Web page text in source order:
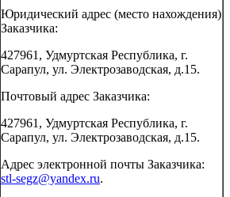
Юридический адрес (место нахождения)
Заказчика:
427961, Удмуртская Республика, г.
Сарапул, ул. Электрозаводская, д.15.
Почтовый адрес Заказчика:
427961, Удмуртская Республика, г.
Сарапул, ул. Электрозаводская, д.15.
Адрес электронной почты Заказчика:
stl-segz@yandex.ru.